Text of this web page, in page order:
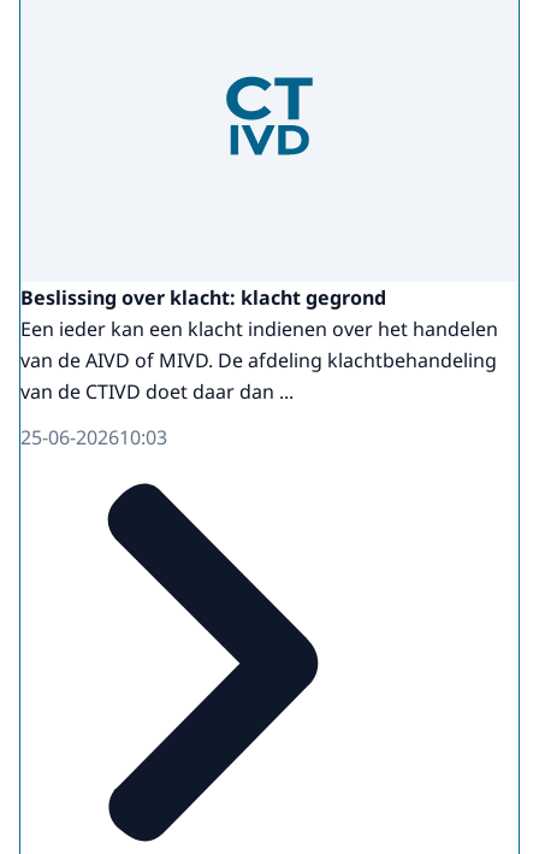
Beslissing over klacht: klacht gegrond
Een ieder kan een klacht indienen over het handelen
van de AIVD of MIVD. De afdeling klachtbehandeling
van de CTIVD doet daar dan ...
25-06-202610:03